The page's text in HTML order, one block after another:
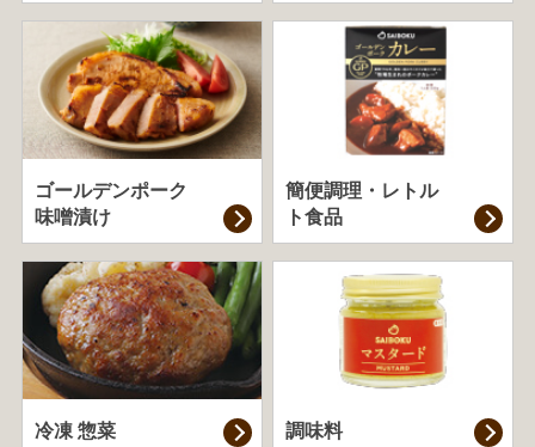
ゴールデンポーク
味噌漬け
簡便調理・ レトル
ト食品
冷凍 惣菜 調味料